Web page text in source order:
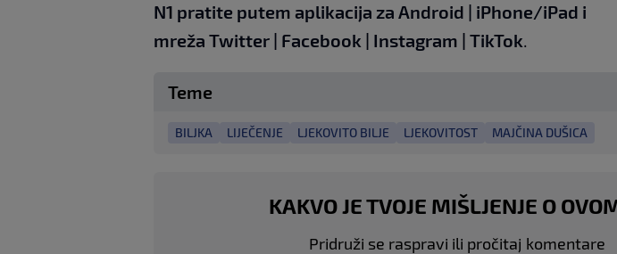
N1 pratite putem aplikacija za Android iPhone/iPad i
mreža Twitter Facebook Instagram TikTok.
Teme
BILJKA LIJEČENJE LJEKOVITO BILJE LJEKOVITOST MAJČINA DUŠICA
KAKVO JE TVOJE MIŠLJENJE O
Pridruži se raspravi ili pročitaj komentare